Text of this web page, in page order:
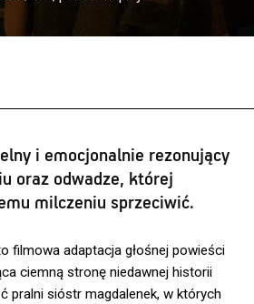
i emocjonalnie rezonujący
oraz odwadze, której
milczeniu sprzeciwić.
filmowa adaptacja głośnej powieści
ciemną stronę niedawnej historii
pralni sióstr magdalenek, w których